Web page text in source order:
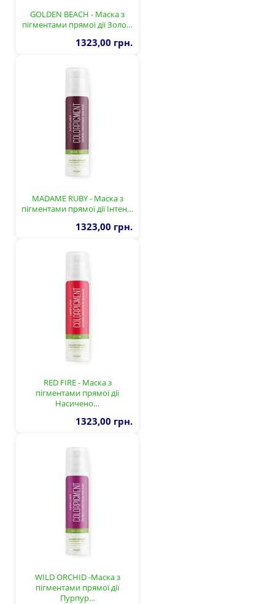
GOLDEN BEACH - Маска з
пігментами прямої дії Золо…
1323,00 грн.
MADAME RUBY - Маска з
пігментами прямої дії Інтен…
1323,00 грн.
RED FIRE - Маска з
пігментами прямої дії
Насичено…
1323,00 грн.
WILD ORCHID -Маска з
пігментами прямої дії
Пурпур…